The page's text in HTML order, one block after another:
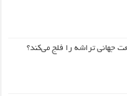
جهانی تراشه را فلج می‌کند؟